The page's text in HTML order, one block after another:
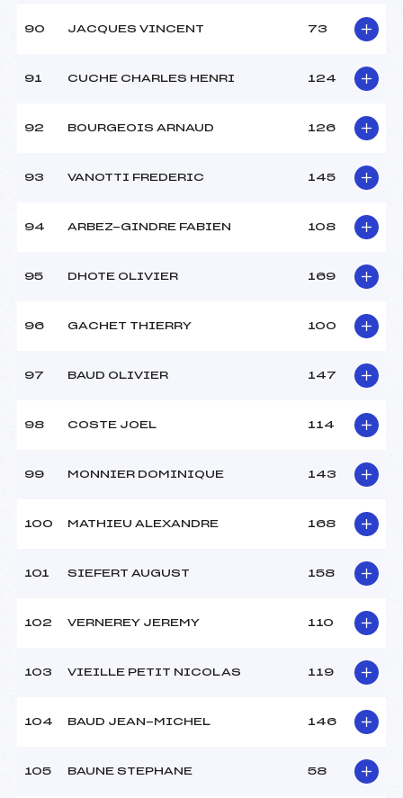
90 JACQUES VINCENT 73
91 CUCHE CHARLES HENRI 124
92 BOURGEOIS ARNAUD 126
93 VANOTTI FREDERIC 145
94 ARBEZ-GINDRE FABIEN 108
95 DHOTE OLIVIER 169
96 GACHET THIERRY 100
97 BAUD OLIVIER 147
98 COSTE JOEL 114
99 MONNIER DOMINIQUE 143
100 MATHIEU ALEXANDRE 168
101 SIEFERT AUGUST 158
102 VERNEREY JEREMY 110
103 VIEILLE PETIT NICOLAS 119
104 BAUD JEAN-MICHEL 146
105 BAUNE STEPHANE 58